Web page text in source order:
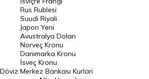
Riyal Kuru
Avustralya Doları
Danimarka Kronu Kuru
Kanada Doları Kuru
Norveç Kronu Kuru
Döviz
Rus Rublesi
Suudi Riyali
Japon Yeni
Avustralya Doları
Norveç Kronu
Danimarka Kronu
İsveç Kronu
Merkez Bankası Kurlari